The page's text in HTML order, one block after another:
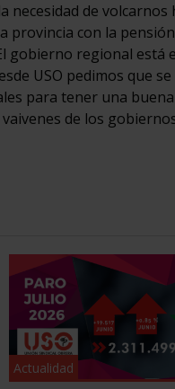
necesidad de
provincia con la
gobierno regional
USO pedimos que
para tener una
de los
Actualidad